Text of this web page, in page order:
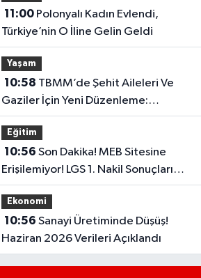
11:00Polonyalı Kadın Evlendi,
Türkiye’nin O İline Gelin Geldi
Yaşam
10:58
Gaziler İçin Yeni Düzenleme:
Görüşmeler Sürüyor
Eğitim
10:56
Erişilemiyor! LGS 1. Nakil Sonuçlarını
Bekleyenler Dikkat
Ekonomi
10:56
Haziran 2026 Verileri Açıklandı